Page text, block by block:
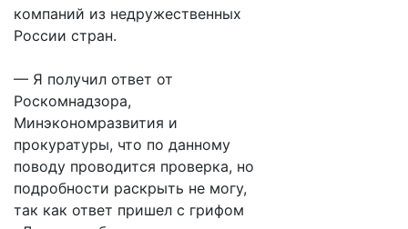
компаний из недружественных
России стран.
— Я получил ответ от
Роскомнадзора,
Минэкономразвития и
прокуратуры, что по данному
поводу проводится проверка, но
подробности раскрыть не могу,
так как ответ пришел с грифом